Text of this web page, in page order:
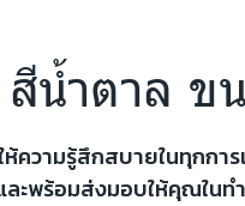
น้ำตาล ข
วามรู้สึกสบายในทุกการ
พร้อมส่งมอบให้คุณในทำ